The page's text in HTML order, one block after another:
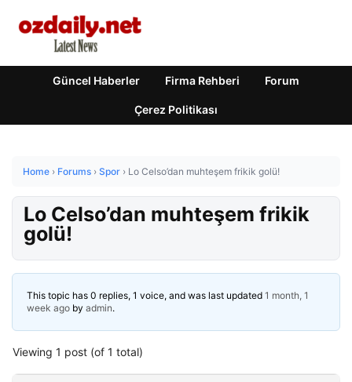
Güncel Haberler Firma Rehberi Forum
Çerez Politikası
Home › Forums › Spor › Lo Celso’dan muhteşem frikik golü!
Lo Celso’dan muhteşem frikik
golü!
This topic has 0 replies, 1 voice, and was last updated 1 month, 1
week ago by admin.
Viewing 1 post (of 1 total)